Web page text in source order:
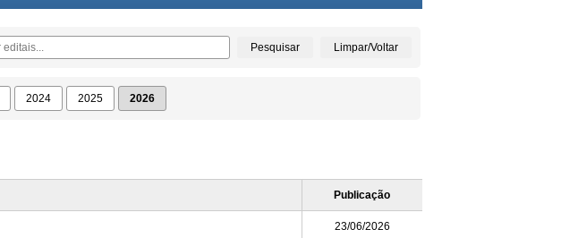
Pesquisar Limpar/Voltar
2024 2025 2026
Publicação
23/06/2026